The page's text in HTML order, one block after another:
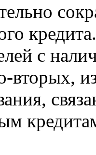
с
вторых,